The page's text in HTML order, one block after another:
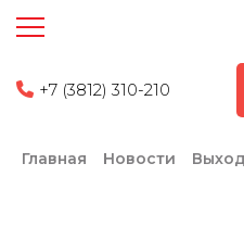
+7 (3812) 310-210
Главная Новости